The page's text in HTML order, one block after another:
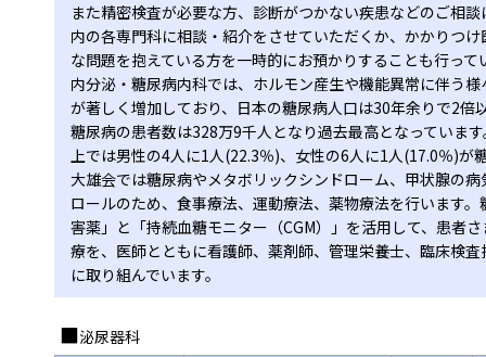
また精密検査が必要な方、診断がつかない疾患などのご相
内の各専門科に相談・紹介をさせていただくか、かかりつ
な問題を抱えている方を一時的にお預かりすることも行って
内分泌・糖尿病内科では、ホルモン産生や機能異常に伴う
が著しく増加しており、日本の糖尿病人口は30年余りで2
糖尿病の患者数は328万9千人となり過去最高となっていま
上では男性の4人に1人(22.3％)、女性の6人に1人(17.0％)が
大雄会では糖尿病やメタボリックシンドローム、甲状腺の
ロールのため、食事療法、運動療法、薬物療法を行います
害薬」と「持続血糖モニター（CGM）」を活用して、患者
療を、医師とともに看護師、薬剤師、管理栄養士、臨床検
に取り組んでいます。
泌尿器科